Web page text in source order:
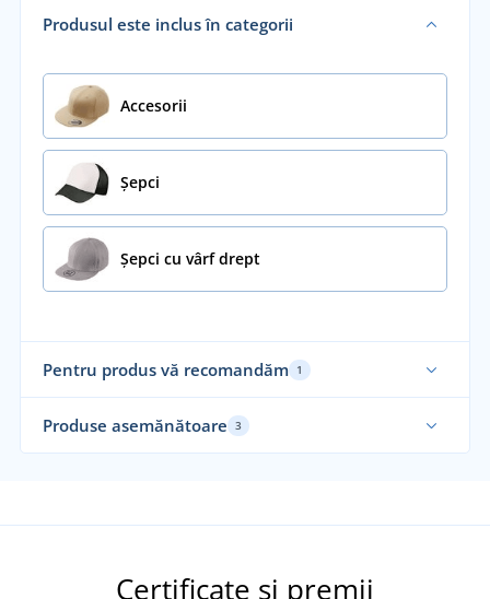
Produsul este inclus în categorii
Accesorii
Șepci
Șepci cu vârf drept
Pentru produs vă recomandăm 1
Produse asemănătoare 3
Certificate și premii